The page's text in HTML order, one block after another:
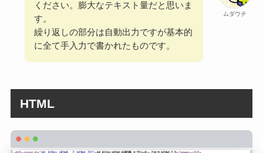
ムダウチ
ください。膨大なテキスト量だと思いま
す。
繰り返しの部分は自動出力ですが基本的
に全て手入力で書かれたものです。
HTML